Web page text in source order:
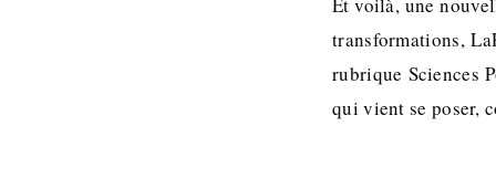
transformations,
rubrique Sciences
qui vient se poser,